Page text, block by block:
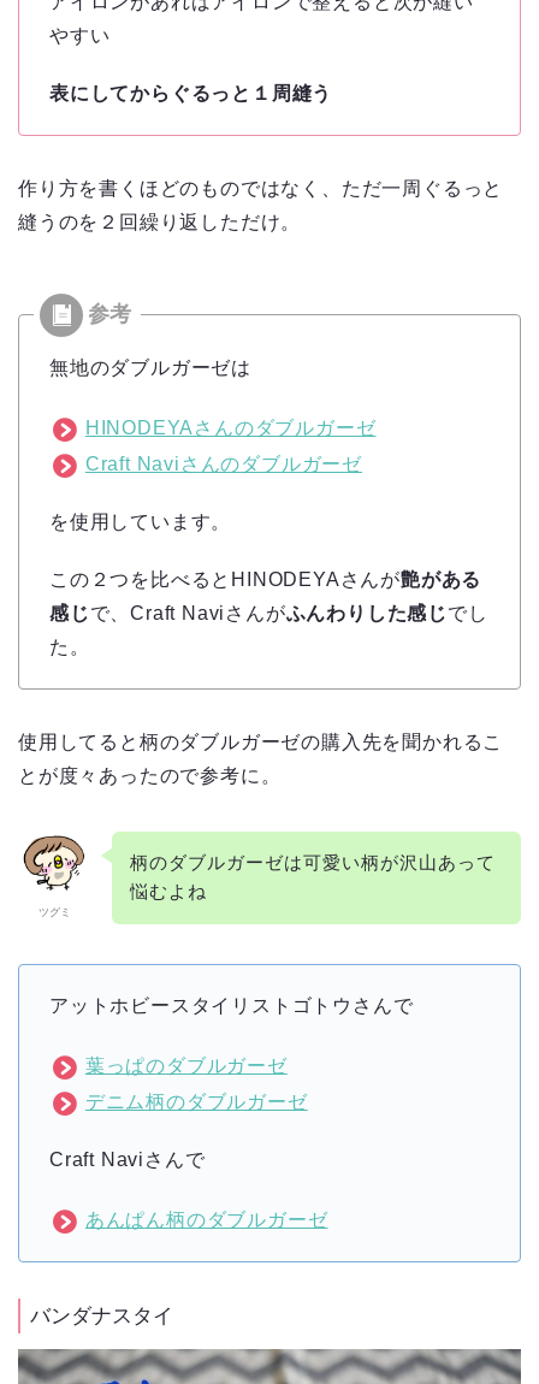
やすい
表にしてからぐるっと１周縫う
作り方を書くほどのものではなく、ただ一周ぐるっと
縫うのを２回繰り返しただけ。
無地のダブルガーゼは
HINODEYAさんのダブルガーゼ
Craft Naviさんのダブルガーゼ
を使用しています。
この２つを比べるとHINODEYAさんが艶がある
感じで、Craft Naviさんがふんわりした感じでし
た。
使用してると柄のダブルガーゼの購入先を聞かれるこ
とが度々あったので参考に。
ツグミ
柄のダブルガーゼは可愛い柄が沢山あって
悩むよね
アットホビースタイリストゴトウさんで
葉っぱのダブルガーゼ
デニム柄のダブルガーゼ
Craft Naviさんで
あんぱん柄のダブルガーゼ
バンダナスタイ